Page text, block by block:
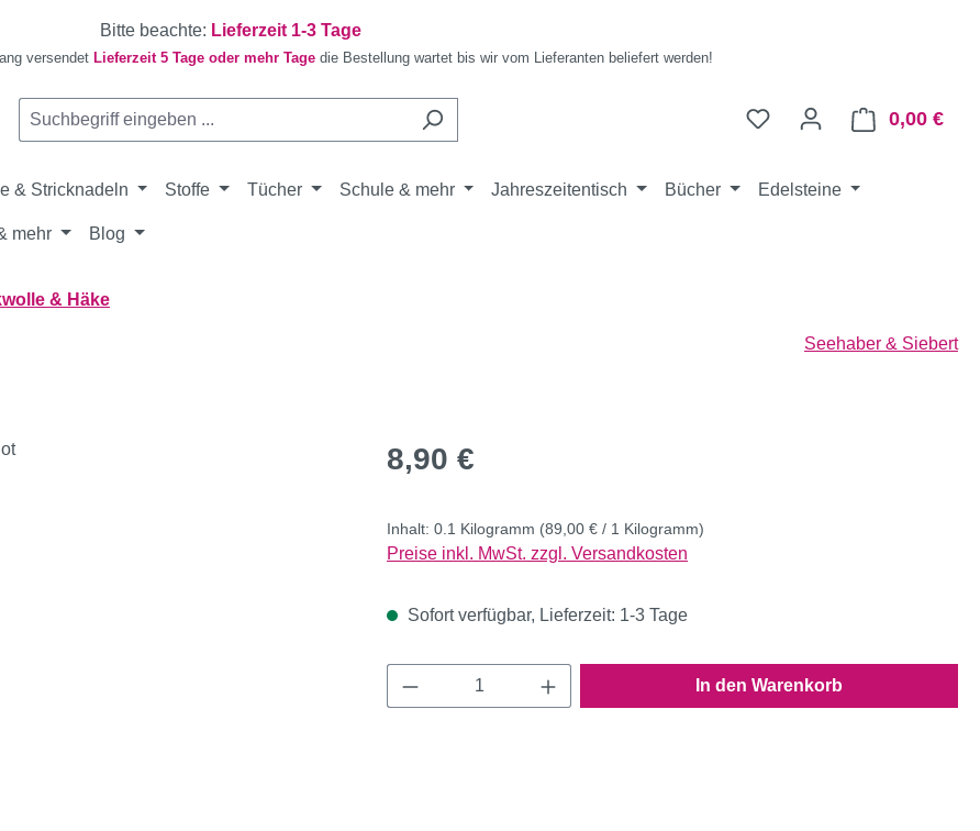
Bitte beachte: Lieferzeit 1-3 Tage
versendet Lieferzeit 5 Tage oder mehr Tage die Bestellung wartet bis wir vom Lieferanten beliefert werden!
0,00 €
& Stricknadeln Stoffe Tücher Schule & mehr Jahreszeitentisch Bücher Edelsteine
mehr Blog
& Häke
Seehaber & Siebert
Regulärer Preis:
8,90 €
Inhalt: 0.1 Kilogramm (89,00 € / 1 Kilogramm)
Preise inkl. MwSt. zzgl. Versandkosten
Sofort verfügbar, Lieferzeit: 1-3 Tage
Produkt Anzahl: Gib den gewünschten Wert ein
In den Warenkorb